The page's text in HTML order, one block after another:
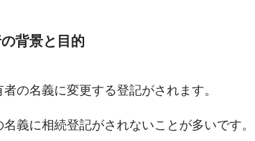
背景と目的
の名義に変更する登記がされます。
義に相続登記がされないことが多いです。